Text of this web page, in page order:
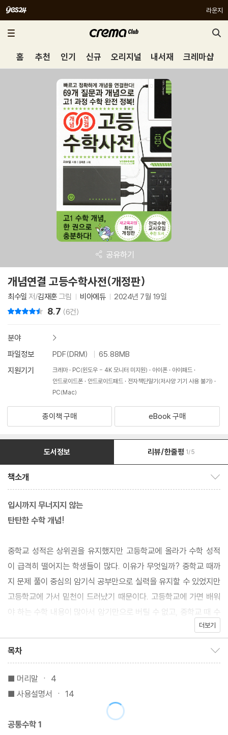
라운지
홈 추천 인기 신규 오리지널 내서재 크레마샵
공유하기
개념연결 고등수학사전(개정판)
최수일 저/김재훈그림 비아에듀 2024년 7월 19일
8.7 (6건)
분야
>
파일정보
PDF(DRM)
65.88MB
지원기기
크레마 PC(윈도우 - 4K 모니터 미지원) 아이폰
아이패드
안드로이드폰
안드로이드패드
전자책단말기(저사양 기기 사용 불가)
PC(Mac)
종이책 구매 eBook 구매
도서정보 리뷰/한줄평 1/5
책소개
입시까지 무너지지 않는
탄탄한 수학 개념!
중학교 성적은 상위권을 유지했지만 고등학교에 올라가 수학 성적
이 급격히 떨어지는 학생들이 많다. 이유가 무엇일까? 중학교 때까
지 문제 풀이 중심의 암기식 공부만으로 실력을 유지할 수 있었지만
고등학교에 가서 밑천이 드러났기 때문이다. 고등학교에 가면 배워
야 하는 수학 내용이 많아서 암기만으로 버틸 수 없고, 중학교 때 수
학 개념이 뒷받침되지 않으면 진도를 따라가기도 쉽지 않다. 고1 수
들리지 않고 견딜 수 있다.
이 책은 수학의 개념 학습을 제대로 하고자 하는 학생을 위한 책이
다. 기존 내용과 더불어 변화된 교육과정의 새로운 내용을 담은 『개
념연결 고등수학사전』 개정판을 펴내게 되었다. 한층 더 업그레이드
더보기
목차
■ 머리말 ㆍ 4
■ 사용설명서 ㆍ 14
공통수학 1